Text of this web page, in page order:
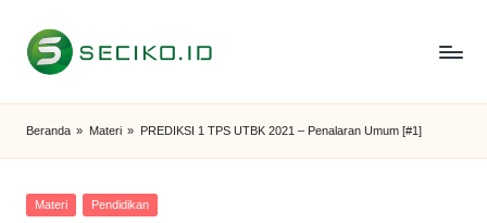
Skip
S
e
c
i
Beranda » Materi » PREDIKSI 1 TPS UTBK 2021 – Penalaran Umum [#1]
Posted
Materi Pendidikan